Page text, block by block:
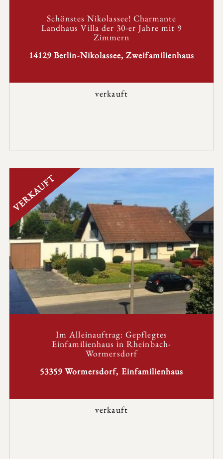
Schönstes Nikolassee! Charmante
Landhaus Villa der 30-er Jahre mit 9
Zimmern
14129 Berlin-Nikolassee, Zweifamilienhaus
verkauft
VERKAUFT
Im Alleinauftrag: Gepflegtes
Einfamilienhaus in Rheinbach-
Wormersdorf
53359 Wormersdorf, Einfamilienhaus
verkauft